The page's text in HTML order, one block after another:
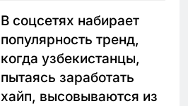
В соцсетях набирает
популярность тренд,
когда узбекистанцы,
пытаясь заработать
хайп, высовываются из